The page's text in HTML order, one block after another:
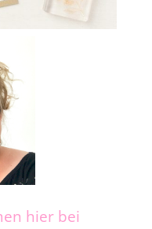
hier bei